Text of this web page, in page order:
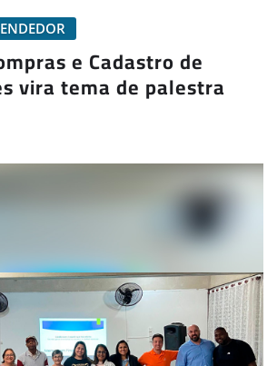
e Cadastro de
vira tema de palestra